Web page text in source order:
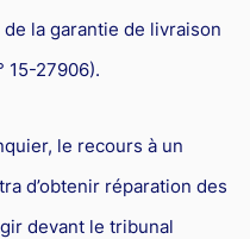
la garantie de livraison
15-27906).
le recours à un
d’obtenir réparation des
devant le tribunal